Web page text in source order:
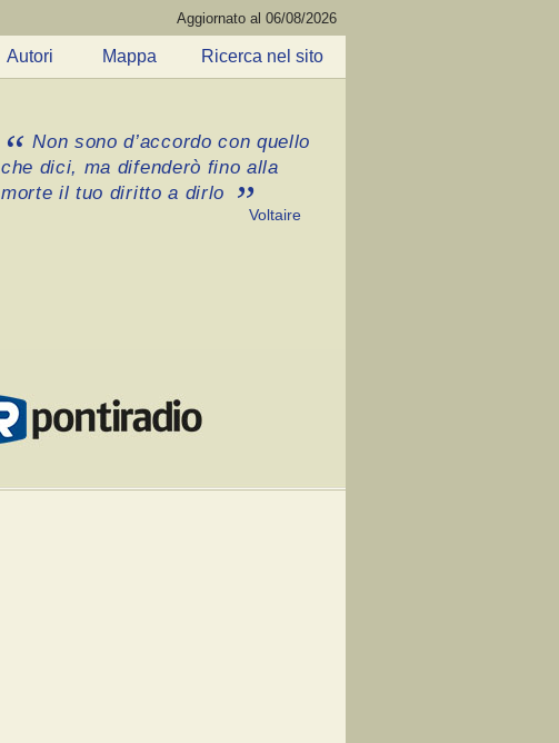
Aggiornato al 06/08/2026
Autori Mappa Ricerca nel sito
Non sono d’accordo con quello
che dici, ma difenderò fino alla
morte il tuo diritto a dirlo
Voltaire